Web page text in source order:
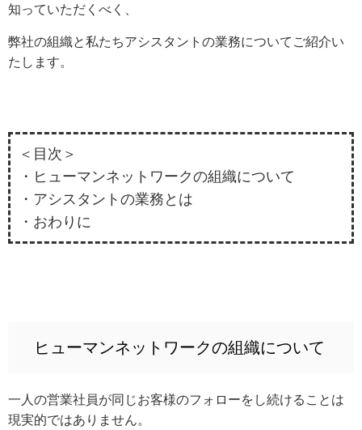
知っていただくべく、
弊社の組織と私たちアシスタントの業務についてご紹介い
たします。
＜目次＞
・ヒューマンネットワークの組織について
・アシスタントの業務とは
・おわりに
ヒューマンネットワークの組織について
一人の営業社員が同じお客様のフォローをし続けることは
現実的ではありません。